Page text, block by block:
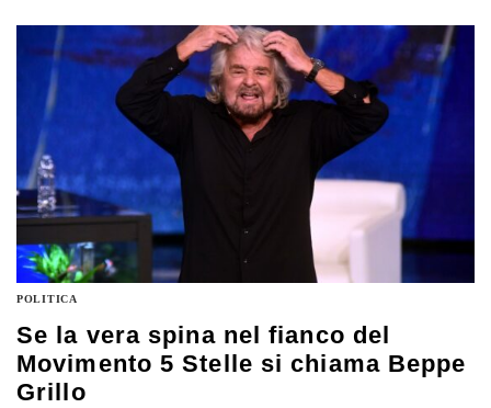
POLITICA
Se la vera spina nel fianco del
Movimento 5 Stelle si chiama Beppe
Grillo